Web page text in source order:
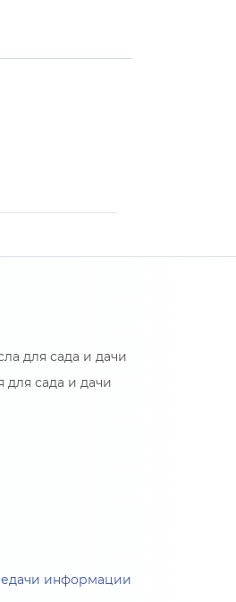
для сада и дачи
для сада и дачи
информации